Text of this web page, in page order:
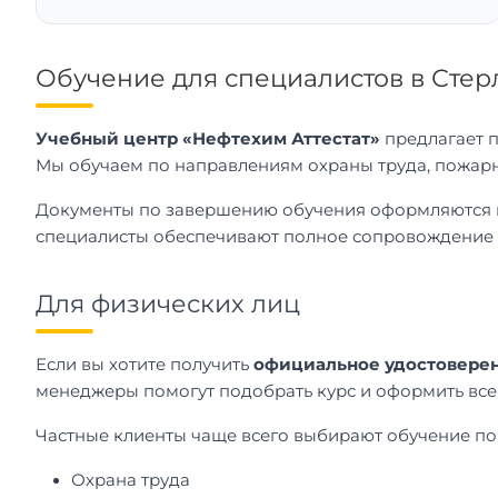
Обучение для специалистов в
Учебный центр «Нефтехим Аттестат» предлагает
Мы обучаем по направлениям охраны труда,
Документы по завершению обучения оформляются
специалисты обеспечивают полное
Для физических лиц
Если вы хотите получить официальное
менеджеры помогут подобрать курс и оформить
Частные клиенты чаще всего выбирают обучение
Охрана труда